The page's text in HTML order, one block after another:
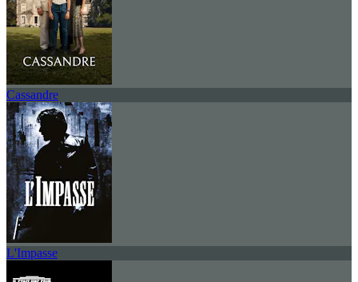
Cassandre
L'Impasse